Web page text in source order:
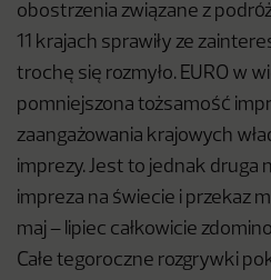
obostrzenia związane z
11 krajach sprawiły ze
trochę się rozmyło. EURO w
pomniejszona tożsamość
zaangażowania krajowych
imprezy. Jest to jednak druga
impreza na świecie i przekaz
maj – lipiec całkowicie
Całe tegoroczne rozgrywki